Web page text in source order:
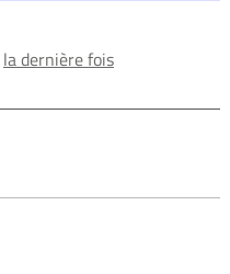
la dernière fois